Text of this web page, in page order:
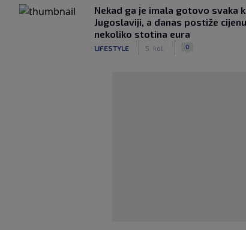
Nekad ga je imala gotovo svaka
Jugoslaviji, a danas postiže
nekoliko stotina eura
LIFESTYLE 5. kol. 0